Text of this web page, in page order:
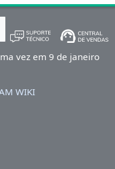
vez em 9 de janeiro
WIKI